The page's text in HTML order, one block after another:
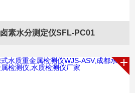
卤素水分测定仪SFL-PC01